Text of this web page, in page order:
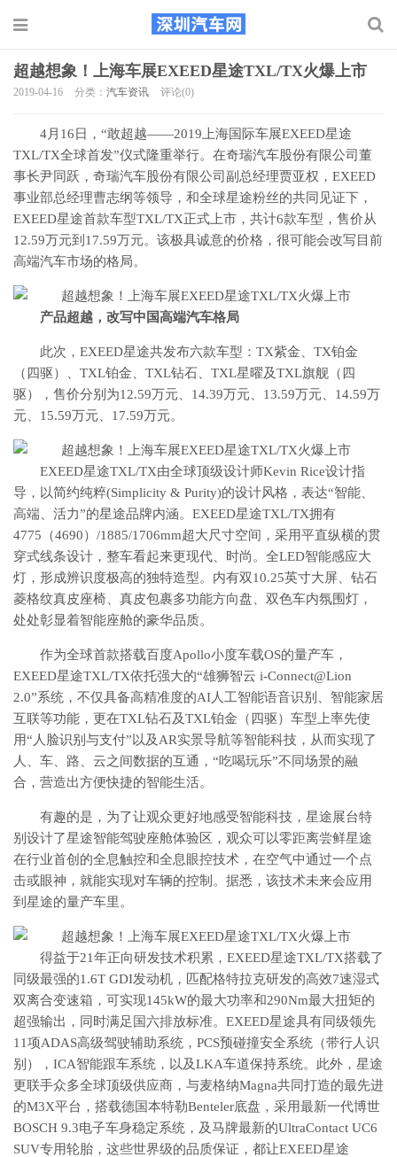
超越想象！上海车展EXEED星途TXL/TX火爆上市
2019-04-16 分类： 汽车资讯 评论(0)
4月16日，“敢超越——2019上海国际车展EXEED星途
TXL/TX全球首发”仪式隆重举行。在奇瑞汽车股份有限公司董
事长尹同跃，奇瑞汽车股份有限公司副总经理贾亚权，EXEED
事业部总经理曹志纲等领导，和全球星途粉丝的共同见证下，
EXEED星途首款车型TXL/TX正式上市，共计6款车型，售价从
12.59万元到17.59万元。该极具诚意的价格，很可能会改写目前
高端汽车市场的格局。
产品超越，改写中国高端汽车格局
此次，EXEED星途共发布六款车型：TX紫金、TX铂金
（四驱）、TXL铂金、TXL钻石、TXL星曜及TXL旗舰（四
驱），售价分别为12.59万元、14.39万元、13.59万元、14.59万
元、15.59万元、17.59万元。
​EXEED星途TXL/TX由全球顶级设计师Kevin Rice设计指
导，以简约纯粹(Simplicity & Purity)的设计风格，表达“智能、
高端、活力”的星途品牌内涵。EXEED星途TXL/TX拥有
4775（4690）/1885/1706mm超大尺寸空间，采用平直纵横的贯
穿式线条设计，整车看起来更现代、时尚。全LED智能感应大
灯，形成辨识度极高的独特造型。内有双10.25英寸大屏、钻石
菱格纹真皮座椅、真皮包裹多功能方向盘、双色车内氛围灯，
处处彰显着智能座舱的豪华品质。
作为全球首款搭载百度Apollo小度车载OS的量产车，
EXEED星途TXL/TX依托强大的“雄狮智云 i-Connect@Lion
2.0”系统，不仅具备高精准度的AI人工智能语音识别、智能家居
互联等功能，更在TXL钻石及TXL铂金（四驱）车型上率先使
用“人脸识别与支付”以及AR实景导航等智能科技，从而实现了
人、车、路、云之间数据的互通，“吃喝玩乐”不同场景的融
合，营造出方便快捷的智能生活。
有趣的是，为了让观众更好地感受智能科技，星途展台特
别设计了星途智能驾驶座舱体验区，观众可以零距离尝鲜星途
在行业首创的全息触控和全息眼控技术，在空气中通过一个点
击或眼神，就能实现对车辆的控制。据悉，该技术未来会应用
到星途的量产车里。
​得益于21年正向研发技术积累，EXEED星途TXL/TX搭载了
同级最强的1.6T GDI发动机，匹配格特拉克研发的高效7速湿式
双离合变速箱，可实现145kW的最大功率和290Nm最大扭矩的
超强输出，同时满足国六排放标准。EXEED星途具有同级领先
11项ADAS高级驾驶辅助系统，PCS预碰撞安全系统（带行人识
别），ICA智能跟车系统，以及LKA车道保持系统。此外，星途
更联手众多全球顶级供应商，与麦格纳Magna共同打造的最先进
的M3X平台，搭载德国本特勒Benteler底盘，采用最新一代博世
BOSCH 9.3电子车身稳定系统，及马牌最新的UltraContact UC6
SUV专用轮胎，这些世界级的品质保证，都让EXEED星途